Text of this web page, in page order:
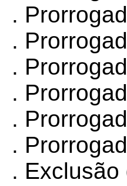
.
.
.
.
.
.
.